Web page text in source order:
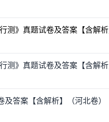
测》真题试卷及答案【含解析
测》真题试卷及答案【含解析
答案【含解析】（河北卷）